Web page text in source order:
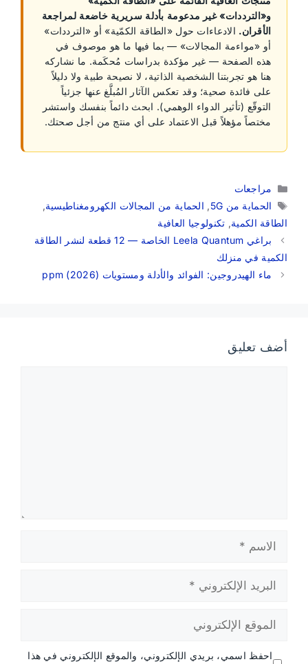
و«الترددات» غير مدعومة بأدلة سريرية خاضعة لمراجعة
الأقران. الادعاءات حول «الطاقة الكمّية» أو «الترددات»
أو «مواءمة المجالات» — بما فيها ما هو موصوف في
هذه الصفحة — غير مؤكدة بدراسات مُحكَمة. ما نشاركه
هنا هو تجربتنا الشخصية الذاتية، لا نصيحة طبية ولا دليلاً
على فائدة صحية؛ وقد تعكس الآثار المُبلَّغ عنها جزئياً
التوقّع (تأثير الدواء الوهمي). ابحث دائماً بنفسك واستشر
مختصاً مؤهلاً قبل الاعتماد على أي منتج من أجل صحتك.
التصنيفات
مراجعات
الوسوم
الحماية من 5G , الحماية من المجالات الكهرومغناطيسية,
الطاقة الكمية, تكنولوجيا العافية
براغي Leela Quantum الخاصة — 12 قطعة لنشر الطاقة
الكمية في منزلك
ماء الهيدروجين: الفوائد والأدلة ومستويات ppm (2026)
أضف تعليق
الإلكتروني
الإلكتروني
احفظ اسمي، بريدي الإلكتروني، والموقع الإلكتروني في هذا